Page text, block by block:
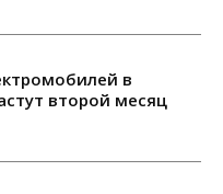
в
второй месяц